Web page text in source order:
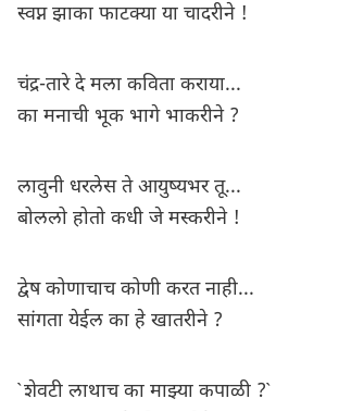
स्वप्न झाका फाटक्या या चादरीने !
चंद्र-तारे दे मला कविता कराया...
का मनाची भूक भागे भाकरीने ?
लावुनी धरलेस ते आयुष्यभर तू...
बोललो होतो कधी जे मस्करीने !
द्वेष कोणाचाच कोणी करत नाही...
सांगता येईल का हे खातरीने ?
`शेवटी लाथाच का माझ्या कपाळी ?`